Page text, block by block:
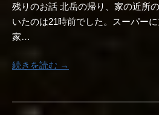
残りのお話 北岳の帰り、家の近所
いたのは21時前でした。スーパー
家…
続きを読む →